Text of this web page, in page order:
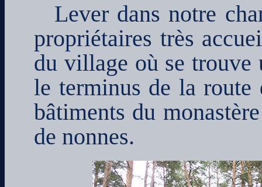
Lever dans notre
propriétaires très
du village où se trouve
le terminus de la route
bâtiments du
de nonnes.